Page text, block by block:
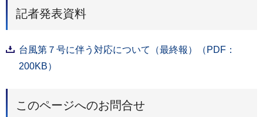
記者発表資料
台風第７号に伴う対応について（最終報）（PDF：
200KB）
このページへのお問合せ